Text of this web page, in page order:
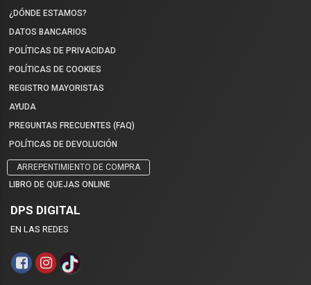
¿DÓNDE ESTAMOS?
DATOS BANCARIOS
POLÍTICAS DE PRIVACIDAD
POLÍTICAS DE COOKIES
REGISTRO MAYORISTAS
AYUDA
PREGUNTAS FRECUENTES (FAQ)
POLÍTICAS DE DEVOLUCIÓN
ARREPENTIMIENTO DE COMPRA
LIBRO DE QUEJAS ONLINE
DPS DIGITAL
EN LAS REDES